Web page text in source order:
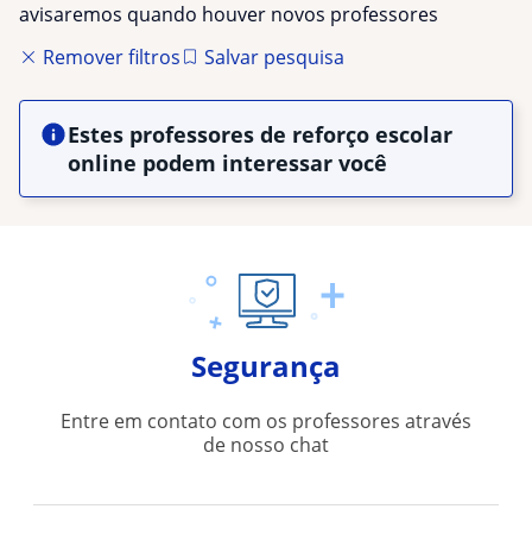
avisaremos quando houver novos professores
Remover filtros
Salvar pesquisa
Estes professores de reforço escolar
online podem interessar você
Segurança
Entre em contato com os professores através
de nosso chat